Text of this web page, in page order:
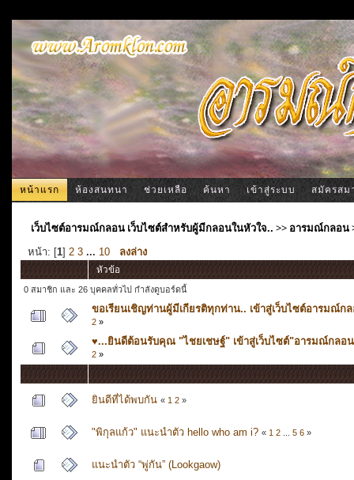
หน้าแรก ห้องสนทนา ช่วยเหลือ ค้นหา เข้าสู่ระบบ สมัครสม
เว็บไซต์อารมณ์กลอน เว็บไซต์สำหรับผู้มีกลอนในหัวใจ.. >> อารมณ์กลอน
หน้า: [1] 2 3 ... 10 ลงล่าง
หัวข้อ
0 สมาชิก และ 26 บุคคลทั่วไป กำลังดูบอร์ดนี้
ขอเรียนเชิญท่านผู้มีเกียรติทุกท่าน.. เข้าสู่เว็บไซต์อารมณ์ก
2 »
♥...ยินดีต้อนรับคุณ "ไชยเชษฐ์" เข้าสู่เว็บไซต์"อารมณ์กลอ
2 »
ยินดีที่ได้พบกัน « 1 2 »
"พิกุลแก้ว" แนะนำตัว hello who am i? « 1 2 5 6 »
แนะนำตัว “พู่กัน” (Lookgaow)